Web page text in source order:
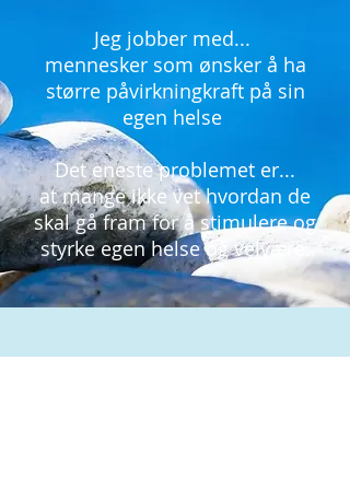
Jeg jobber med...
mennesker som ønsker å ha
større påvirkningkraft på sin
egen helse
Det eneste problemet er...
at mange ikke vet hvordan de
skal gå fram for å stimulere og
styrke egen helse og velvære.